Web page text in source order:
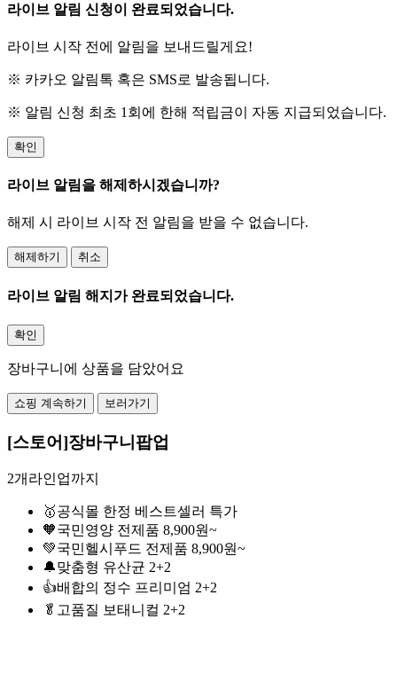
라이브 알림 신청이 완료되었습니다.
라이브 시작 전에 알림을 보내드릴게요!
※ 카카오 알림톡 혹은 SMS로 발송됩니다.
※ 알림 신청 최초 1회에 한해 적립금이 자동 지급되었습니다.
확인
라이브 알림을 해제하시겠습니까?
해제 시 라이브 시작 전 알림을 받을 수 없습니다.
해제하기 취소
라이브 알림 해지가 완료되었습니다.
확인
장바구니에 상품을 담았어요
쇼핑 계속하기 보러가기
[스토어]장바구니팝업
2개라인업까지
🥇공식몰 한정 베스트셀러 특가
🧡국민영양 전제품 8,900원~
💚국민헬시푸드 전제품 8,900원~
🔔맞춤형 유산균 2+2
👍배합의 정수 프리미엄 2+2
🥬고품질 보태니컬 2+2